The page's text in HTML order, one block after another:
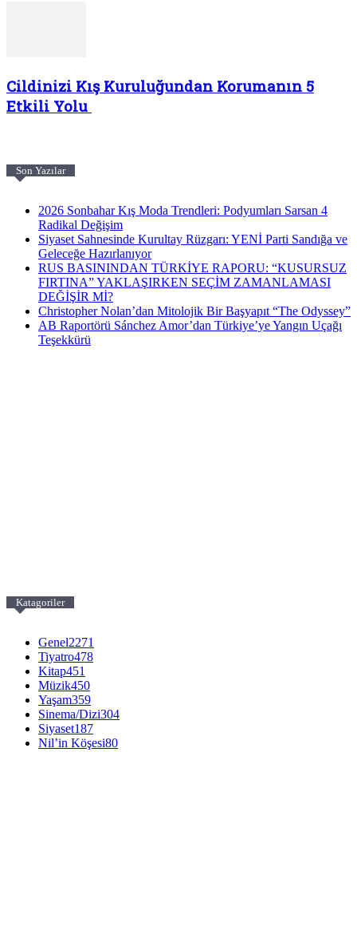
Cildinizi Kış Kuruluğundan Korumanın 5
Etkili Yolu
Son Yazılar
2026 Sonbahar Kış Moda Trendleri: Podyumları Sarsan 4
Radikal Değişim
Siyaset Sahnesinde Kurultay Rüzgarı: YENİ Parti Sandığa ve
Geleceğe Hazırlanıyor
RUS BASININDAN TÜRKİYE RAPORU: “KUSURSUZ
FIRTINA” YAKLAŞIRKEN SEÇİM ZAMANLAMASI
DEĞİŞİR Mİ?
Christopher Nolan’dan Mitolojik Bir Başyapıt “The Odyssey”
AB Raportörü Sánchez Amor’dan Türkiye’ye Yangın Uçağı
Teşekkürü
Katagoriler
Genel2271
Tiyatro478
Kitap451
Müzik450
Yaşam359
Sinema/Dizi304
Siyaset187
Nil’in Köşesi80